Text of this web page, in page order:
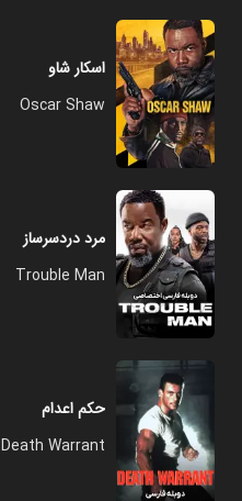
اسکار شاو
Oscar Shaw
مرد دردسرساز
Trouble Man
حکم اعدام
Death Warrant